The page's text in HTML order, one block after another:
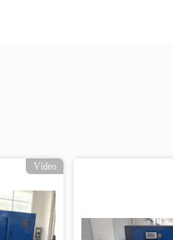
Vídeo